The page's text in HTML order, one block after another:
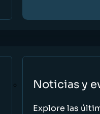
Noticias y
Explore las